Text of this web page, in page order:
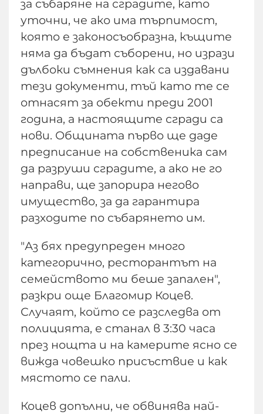
за събаряне на сградите, като
уточни, че ако има търпимост,
която е законосъобразна, къщите
няма да бъдат съборени, но изрази
дълбоки съмнения как са издавани
тези документи, тъй като те се
отнасят за обекти преди 2001
година, а настоящите сгради са
нови. Общината първо ще даде
предписание на собственика сам
да разруши сградите, а ако не го
направи, ще запорира негово
имущество, за да гарантира
разходите по събарянето им.
"Аз бях предупреден много
категорично, ресторантът на
семейството ми беше запален",
разкри още Благомир Коцев.
Случаят, който се разследва от
полицията, е станал в 3:30 часа
през нощта и на камерите ясно се
вижда човешко присъствие и как
мястото се пали.
Коцев допълни, че обвинява най-